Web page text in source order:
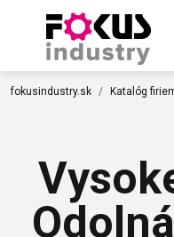
fokusindustry.sk Katalóg